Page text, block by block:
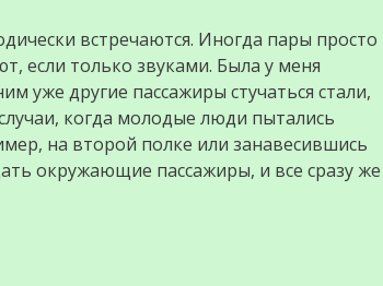
встречаются. Иногда пары просто
если только звуками. Была у меня
уже другие пассажиры стучаться стали,
когда молодые люди пытались
на второй полке или занавесившись
окружающие пассажиры, и все сразу же